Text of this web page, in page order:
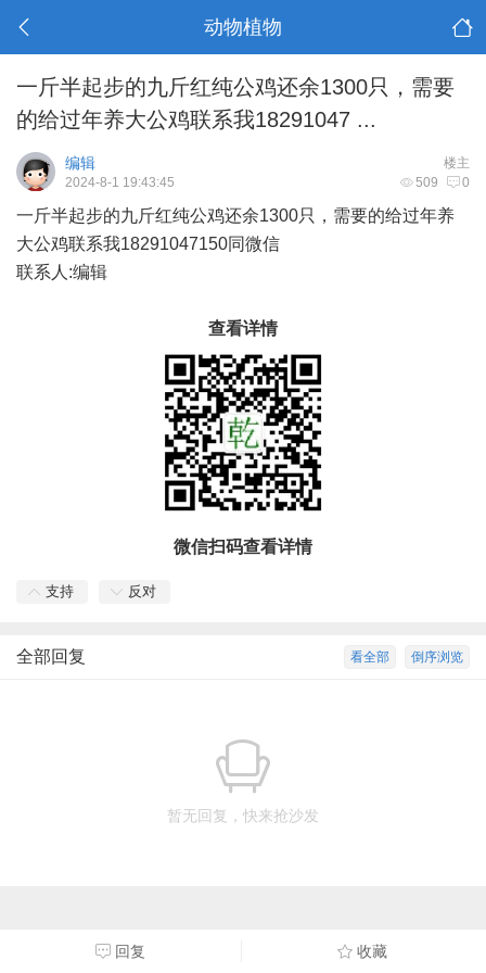
动物植物
一斤半起步的九斤红纯公鸡还余1300只，需要
的给过年养大公鸡联系我18291047 ...
楼主
编辑
509 0
2024-8-1 19:43:45
一斤半起步的九斤红纯公鸡还余1300只，需要的给过年养
大公鸡联系我18291047150同微信
联系人:编辑
查看详情
微信扫码查看详情
支持 反对
倒序浏览
看全部
全部回复
暂无回复，快来抢沙发
回复 收藏